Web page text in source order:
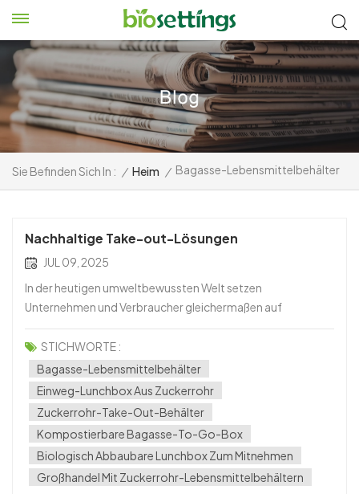
Sie Befinden Sich In : / Heim / Bagasse-Lebensmittelbehälter
Nachhaltige Take-out-Lösungen
JUL 09, 2025
In der heutigen umweltbewussten Welt setzen
Unternehmen und Verbraucher gleichermaßen auf
umweltfreundlichere Alternativen in allen Lebensbereichen –
auch bei Lebensmittelverpackungen. Eine herausragende
Innovation ist die Lebensmittelbehälter aus Bagasse,
hergestellt aus den faserigen Rückständen d...
STICHWORTE :
Bagasse-Lebensmittelbehälter
Einweg-Lunchbox Aus Zuckerrohr
Zuckerrohr-Take-Out-Behälter
Kompostierbare Bagasse-To-Go-Box
Biologisch Abbaubare Lunchbox Zum Mitnehmen
Großhandel Mit Zuckerrohr-Lebensmittelbehältern